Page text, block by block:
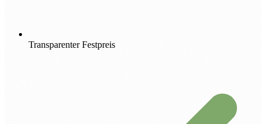
Transparenter Festpreis